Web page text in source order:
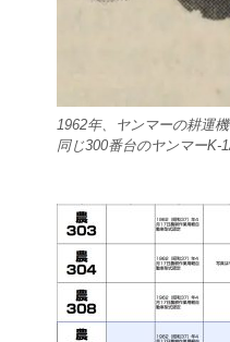
1962年、ヤンマーの耕運
同じ300番台のヤンマーK-